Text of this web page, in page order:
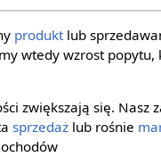
produktlub
wtedy wzrost popytu,
zwiększają się. Nasz
sprzedaż lub rośnie